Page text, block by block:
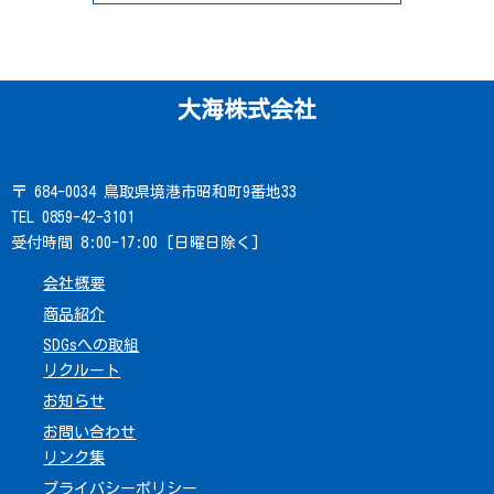
大海株式会社
〒 684-0034 鳥取県境港市昭和町9番地33
TEL 0859-42-3101
受付時間 8:00-17:00 [日曜日除く]
会社概要
商品紹介
SDGsへの取組
リクルート
お知らせ
お問い合わせ
リンク集
プライバシーポリシー